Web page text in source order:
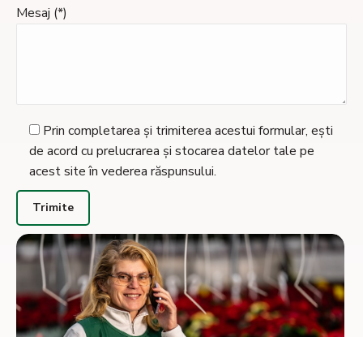
Mesaj (*)
Prin completarea și trimiterea acestui formular, ești
de acord cu prelucrarea și stocarea datelor tale pe
acest site în vederea răspunsului.